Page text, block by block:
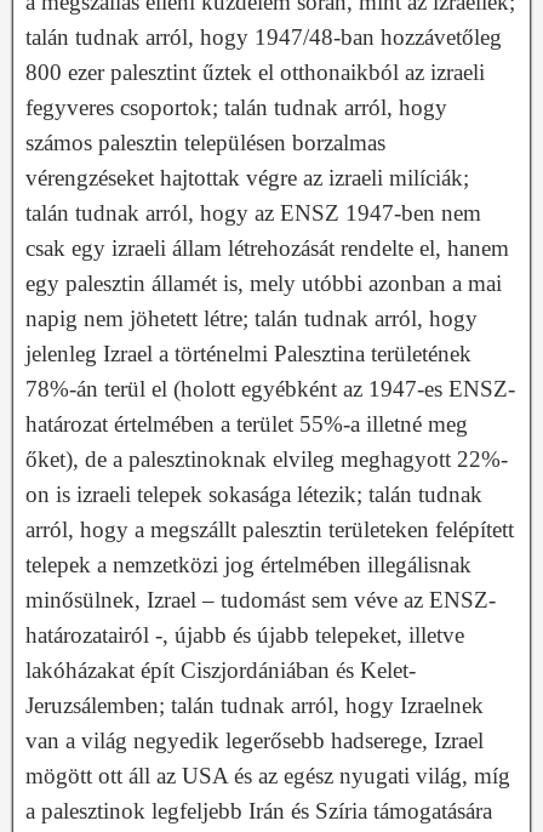
talán tudnak arról, hogy 1947/48-ban hozzávetőleg
800 ezer palesztint űztek el otthonaikból az izraeli
fegyveres csoportok; talán tudnak arról, hogy
számos palesztin településen borzalmas
vérengzéseket hajtottak végre az izraeli milíciák;
talán tudnak arról, hogy az ENSZ 1947-ben nem
csak egy izraeli állam létrehozását rendelte el, hanem
egy palesztin államét is, mely utóbbi azonban a mai
napig nem jöhetett létre; talán tudnak arról, hogy
jelenleg Izrael a történelmi Palesztina területének
78%-án terül el (holott egyébként az 1947-es ENSZ-
határozat értelmében a terület 55%-a illetné meg
őket), de a palesztinoknak elvileg meghagyott 22%-
on is izraeli telepek sokasága létezik; talán tudnak
arról, hogy a megszállt palesztin területeken felépített
telepek a nemzetközi jog értelmében illegálisnak
minősülnek, Izrael – tudomást sem véve az ENSZ-
határozatairól -, újabb és újabb telepeket, illetve
lakóházakat épít Ciszjordániában és Kelet-
Jeruzsálemben; talán tudnak arról, hogy Izraelnek
van a világ negyedik legerősebb hadserege, Izrael
mögött ott áll az USA és az egész nyugati világ, míg
a palesztinok legfeljebb Irán és Szíria támogatására